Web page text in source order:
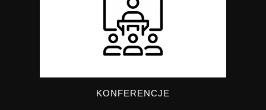
KONFERENCJE